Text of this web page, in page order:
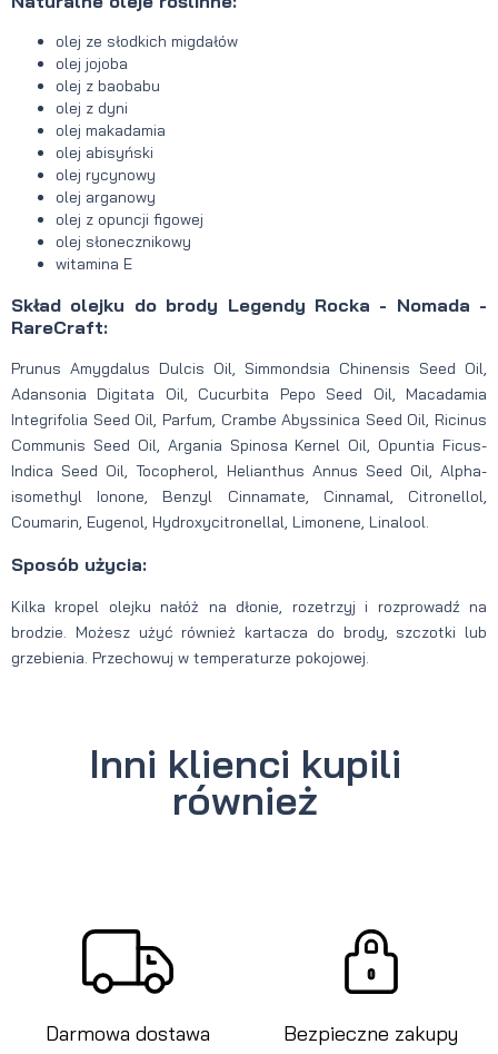
olej ze słodkich migdałów
olej jojoba
olej z baobabu
olej z dyni
olej makadamia
olej abisyński
olej rycynowy
olej arganowy
olej z opuncji figowej
olej słonecznikowy
witamina E
Skład olejku do brody Legendy Rocka - Nomada -
RareCraft:
Prunus Amygdalus Dulcis Oil, Simmondsia Chinensis Seed Oil,
Adansonia Digitata Oil, Cucurbita Pepo Seed Oil, Macadamia
Integrifolia Seed Oil, Parfum, Crambe Abyssinica Seed Oil, Ricinus
Communis Seed Oil, Argania Spinosa Kernel Oil, Opuntia Ficus-
Indica Seed Oil, Tocopherol, Helianthus Annus Seed Oil, Alpha-
isomethyl Ionone, Benzyl Cinnamate, Cinnamal, Citronellol,
Coumarin, Eugenol, Hydroxycitronellal, Limonene, Linalool.
Sposób użycia:
Kilka kropel olejku nałóż na dłonie, rozetrzyj i rozprowadź na
brodzie. Możesz użyć również kartacza do brody, szczotki lub
grzebienia. Przechowuj w temperaturze pokojowej.
Inni klienci kupili
również
Darmowa dostawa Bezpieczne zakupy